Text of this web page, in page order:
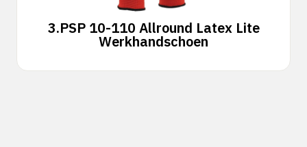
3.PSP 10-110 Allround Latex Lite
Werkhandschoen